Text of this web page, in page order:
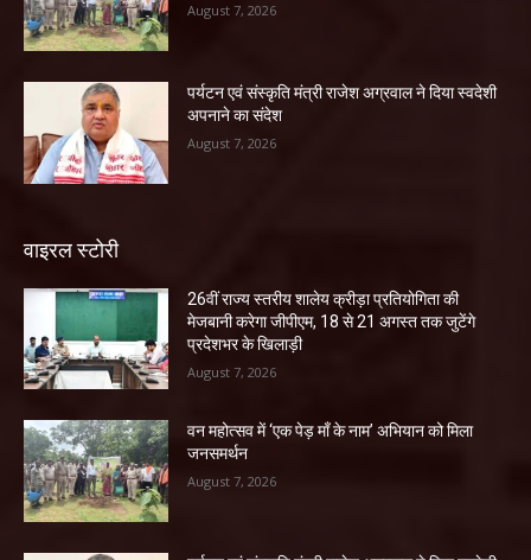
August 7, 2026
पर्यटन एवं संस्कृति मंत्री राजेश अग्रवाल ने दिया स्वदेशी
अपनाने का संदेश
August 7, 2026
वाइरल स्टोरी
26वीं राज्य स्तरीय शालेय क्रीड़ा प्रतियोगिता की
मेजबानी करेगा जीपीएम, 18 से 21 अगस्त तक जुटेंगे
प्रदेशभर के खिलाड़ी
August 7, 2026
वन महोत्सव में ‘एक पेड़ माँ के नाम’ अभियान को मिला
जनसमर्थन
August 7, 2026